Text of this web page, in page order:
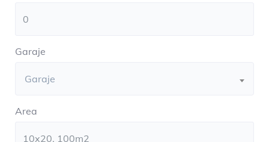
Garaje
Garaje
Area